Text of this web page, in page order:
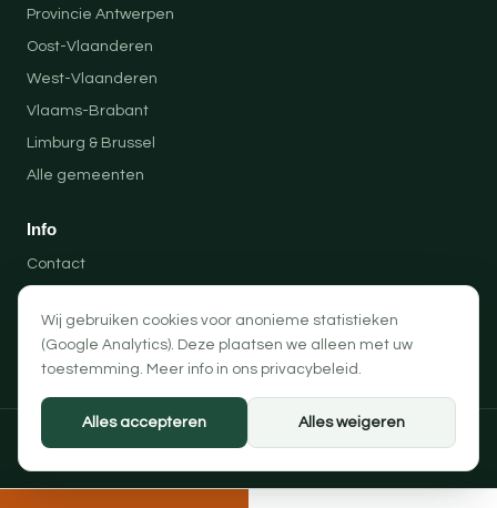
Provincie Antwerpen
Oost-Vlaanderen
West-Vlaanderen
Vlaams-Brabant
Limburg & Brussel
Alle gemeenten
Info
Contact
Privacybeleid
Algemene voorwaarden
Wij gebruiken cookies voor anonieme statistieken
(Google Analytics). Deze plaatsen we alleen met uw
toestemming. Meer info in ons privacybeleid .
Alles accepteren Alles weigeren